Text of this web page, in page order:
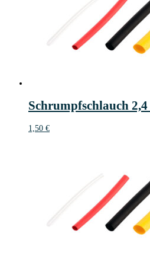
Schrumpfschlauch
1,50 €